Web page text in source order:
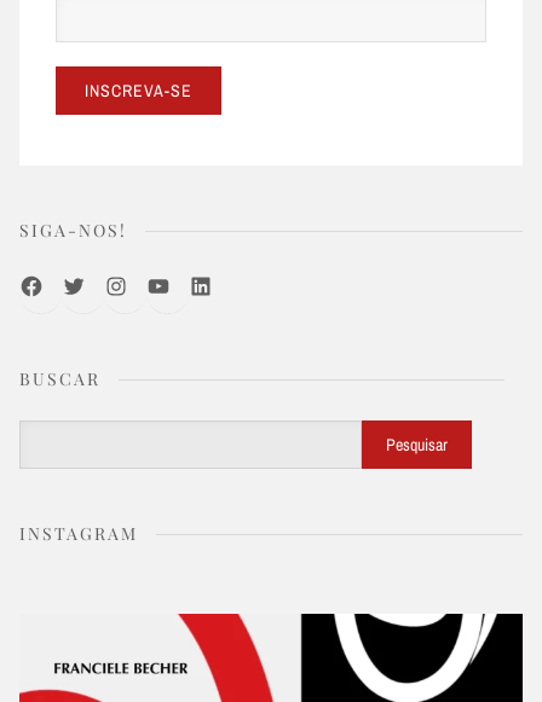
SIGA-NOS!
FacebookTwitterInstagramYoutubeLinkedIn
BUSCAR
Pesquisar
INSTAGRAM